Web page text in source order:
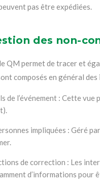
pas être expédiées.
des non-
QM permet de tracer et
composés en général
de l’événement : Cette vue
impliquées : Géré
de correction : Les
d’informations pour